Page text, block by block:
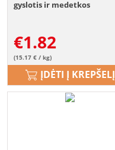
gyslotis ir medetkos
€1.82
(15.17 € / kg)
ĮDĖTI Į KREPŠELĮ